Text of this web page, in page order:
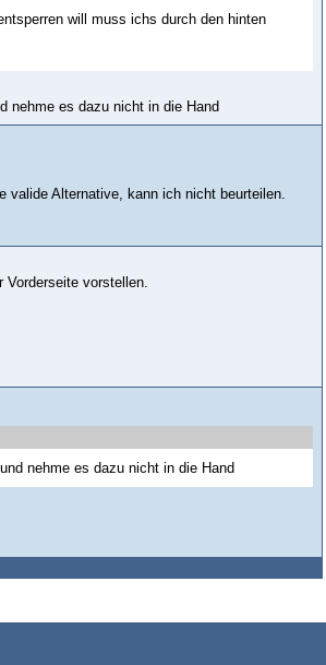
will muss ichs durch den hinten
nehme es dazu nicht in die Hand
Alternative, kann ich nicht beurteilen.
vorstellen.
nehme es dazu nicht in die Hand